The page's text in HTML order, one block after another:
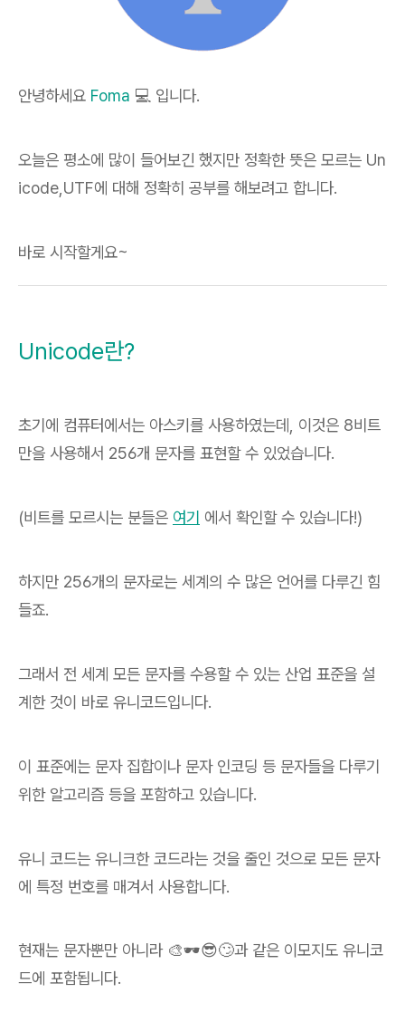
안녕하세요 Foma 💻 입니다.
오늘은 평소에 많이 들어보긴 했지만 정확한 뜻은 모르는 Un
icode,UTF에 대해 정확히 공부를 해보려고 합니다.
바로 시작할게요~
Unicode란?
초기에 컴퓨터에서는 아스키를 사용하였는데, 이것은 8비트
만을 사용해서 256개 문자를 표현할 수 있었습니다.
(비트를 모르시는 분들은 여기 에서 확인할 수 있습니다!)
하지만 256개의 문자로는 세계의 수 많은 언어를 다루긴 힘
들죠.
그래서 전 세계 모든 문자를 수용할 수 있는 산업 표준을 설
계한 것이 바로 유니코드입니다.
이 표준에는 문자 집합이나 문자 인코딩 등 문자들을 다루기
위한 알고리즘 등을 포함하고 있습니다.
유니 코드는 유니크한 코드라는 것을 줄인 것으로 모든 문자
에 특정 번호를 매겨서 사용합니다.
현재는 문자뿐만 아니라 🎨🕶😎🙄과 같은 이모지도 유니코
드에 포함됩니다.